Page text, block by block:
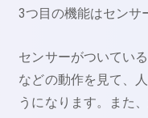
3つ目の機能はセンサ
センサーがついてい
などの動作を見て、
うになります。また